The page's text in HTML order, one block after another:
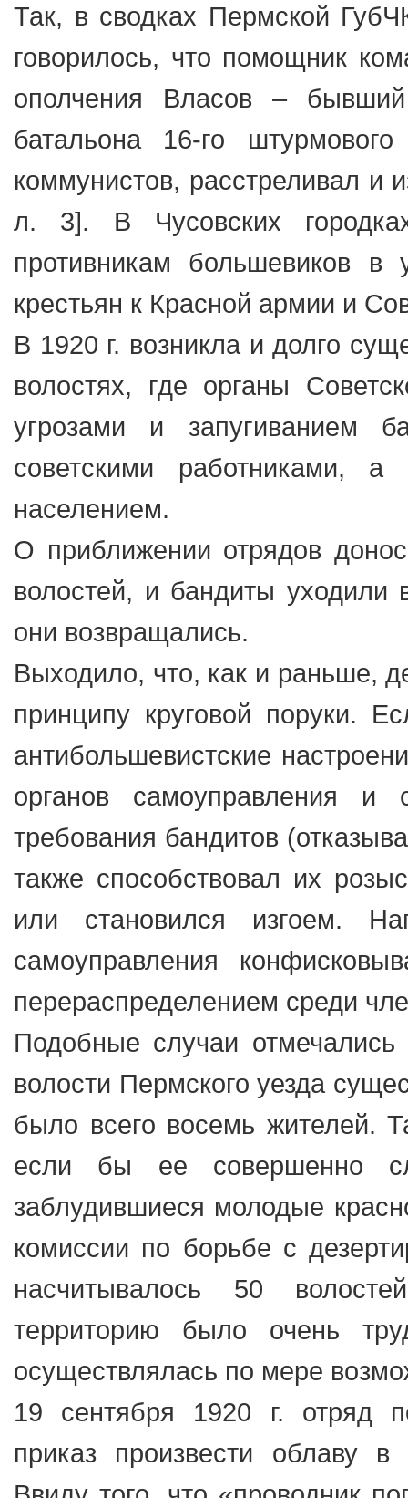
Так, в сводках Пермской
говорилось, что помощник
ополчения Власов –
батальона 16-го
коммунистов, расстреливал и
л. 3]. В Чусовских
противникам большевиков в
крестьян к Красной армии и
В 1920 г. возникла и долго
волостях, где органы
угрозами и запугиванием
советскими
населением.
О приближении отрядов
волостей, и бандиты уходили
они возвращались.
Выходило, что, как и раньше,
принципу круговой поруки.
антибольшевистские
органов самоуправления и
требования бандитов
также способствовал их
или становился изгоем.
самоуправления
перераспределением среди
Подобные случаи
волости Пермского уезда
было всего восемь жителей.
если бы ее совершенно
заблудившиеся молодые
комиссии по борьбе с
насчитывалось 50
территорию было очень
осуществлялась по мере
19 сентября 1920 г. отряд
приказ произвести облаву